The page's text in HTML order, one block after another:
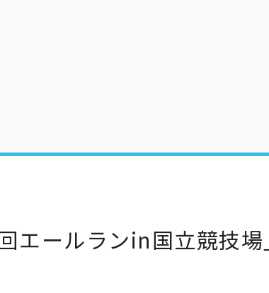
・団体向け募集情報 コーポレートブック
エールランin国立競技場